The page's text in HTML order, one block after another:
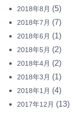
2018年8月 (5)
2018年7月 (7)
2018年6月 (1)
2018年5月 (2)
2018年4月 (2)
2018年3月 (1)
2018年1月 (4)
2017年12月 (13)